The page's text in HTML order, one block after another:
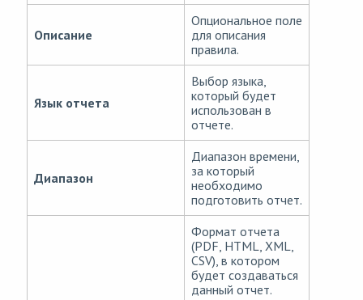
Описание
Опциональное поле
для описания
правила.
Язык отчета
Выбор языка,
который будет
использован в
отчете.
Диапазон
Диапазон времени,
за который
необходимо
подготовить отчет.
Формат отчета
(PDF, HTML, XML,
CSV), в котором
будет создаваться
данный отчет.